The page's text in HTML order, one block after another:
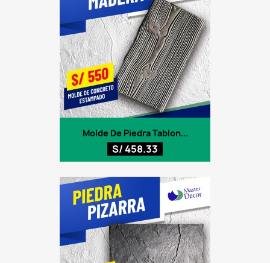
Molde De Piedra Tablon...
S/ 458.33